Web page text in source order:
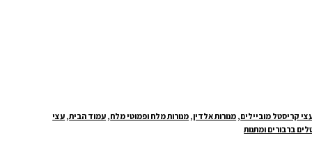
קריסטל מוביילים, מנורות אלדין, מנורות מלח ופמוטי מלח, עמוד הבית, עצי
ברבורים ומתנות